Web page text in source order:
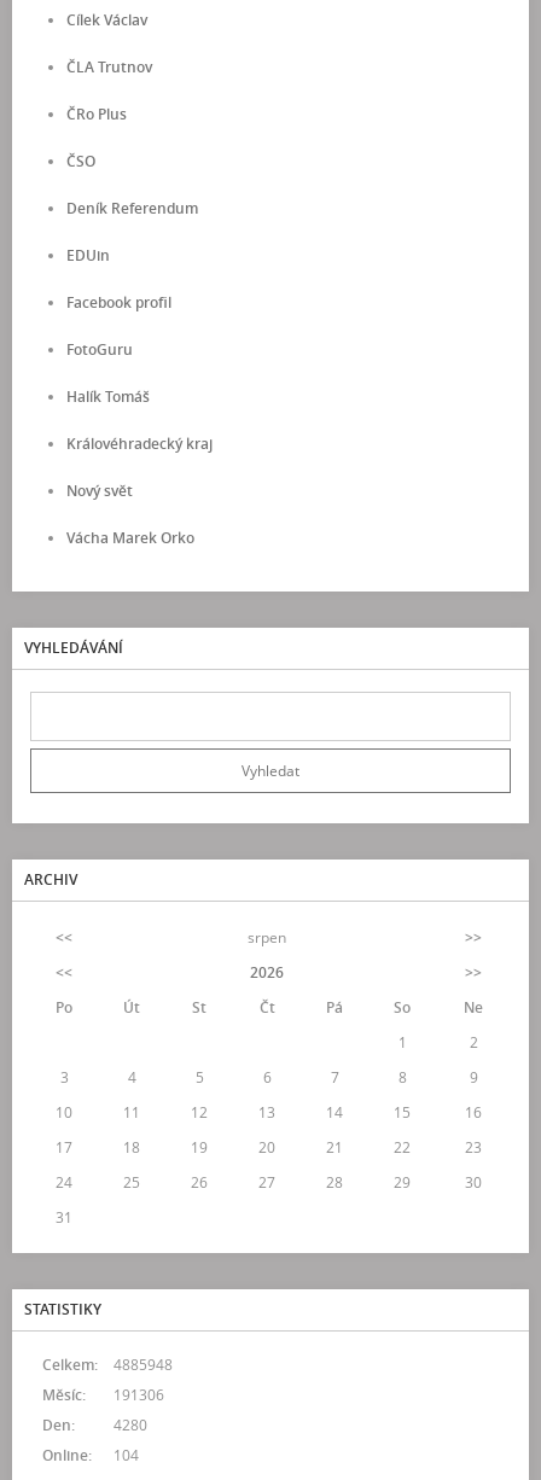
Cílek Václav
ČLA Trutnov
ČRo Plus
ČSO
Deník Referendum
EDUin
Facebook profil
FotoGuru
Halík Tomáš
Královéhradecký kraj
Nový svět
Vácha Marek Orko
VYHLEDÁVÁNÍ
ARCHIV
<< srpen
>>
<<
2026
>>
Po
Út St Čt Pá So
Ne
1
2
3
4 5 6 7 8
9
10
11 12 13 14 15
16
17
18 19 20 21 22
23
24
25 26 27 28 29
30
31
STATISTIKY
Online: 104
Celkem:
4885948
Měsíc:
191306
Den:
4280